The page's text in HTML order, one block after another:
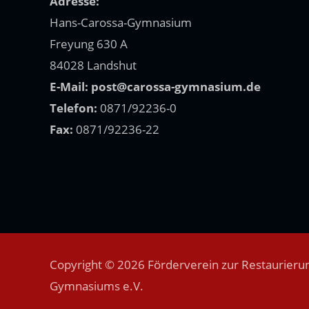
Hans-Carossa-Gymnasium
Freyung 630 A
84028 Landshut
E-Mail: post@carossa-gymnasium.de
Telefon: 0871/92236-0
Fax: 0871/92236-22
Copyright © 2026 Förderverein zur
Gymnasiums e.V.